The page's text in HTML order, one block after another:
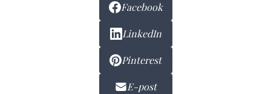
Facebook
LinkedIn
Pinterest
E-post